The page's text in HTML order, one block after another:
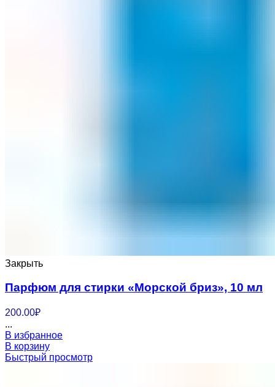
Закрыть
Парфюм для стирки «Морской бриз», 10 мл
200.00₽
...
В избранное
В корзину
Быстрый просмотр